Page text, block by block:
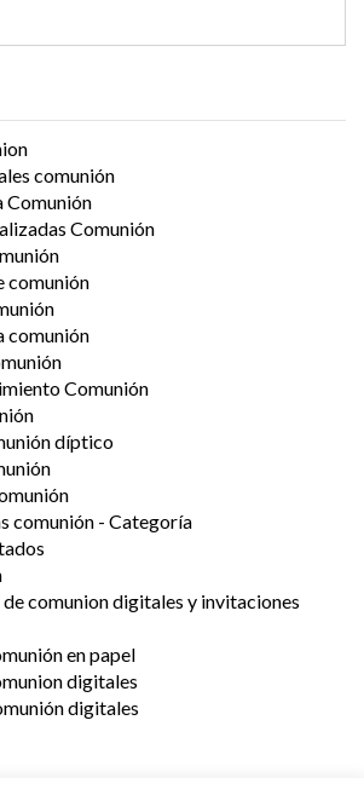
artistas! Os deseo todo el éxito
mundo, de corazón.
Clienta Instagram
Mateo Rodriguez
Clienta
tan señalados. ¡Gracias por
todo!
Clienta
comunión
Comunión
Comunión
comunión
comunión
Comunión
díptico
comunión - Categoría
comunion digitales y invitaciones
en papel
digitales
digitales